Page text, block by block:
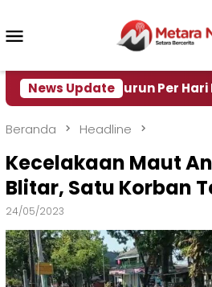
konten
News Update
Turun Per Hari Ini,
Beranda Headline
Kecelakaan Maut
Blitar, Satu Korban
24/05/2023